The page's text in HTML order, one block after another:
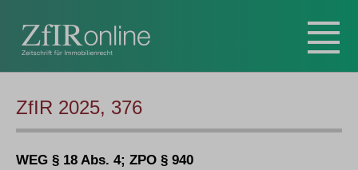
ZfIR 2025, 376
WEG § 18 Abs. 4; ZPO § 940